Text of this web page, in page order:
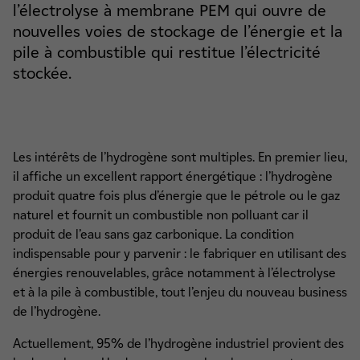
l’électrolyse à membrane PEM qui ouvre de
nouvelles voies de stockage de l’énergie et la
pile à combustible qui restitue l’électricité
stockée.
Les intérêts de l’hydrogène sont multiples. En premier lieu,
il affiche un excellent rapport énergétique : l’hydrogène
produit quatre fois plus d’énergie que le pétrole ou le gaz
naturel et fournit un combustible non polluant car il
produit de l’eau sans gaz carbonique. La condition
indispensable pour y parvenir : le fabriquer en utilisant des
énergies renouvelables, grâce notamment à l’électrolyse
et à la pile à combustible, tout l’enjeu du nouveau business
de l’hydrogène.
Actuellement, 95% de l’hydrogène industriel provient des